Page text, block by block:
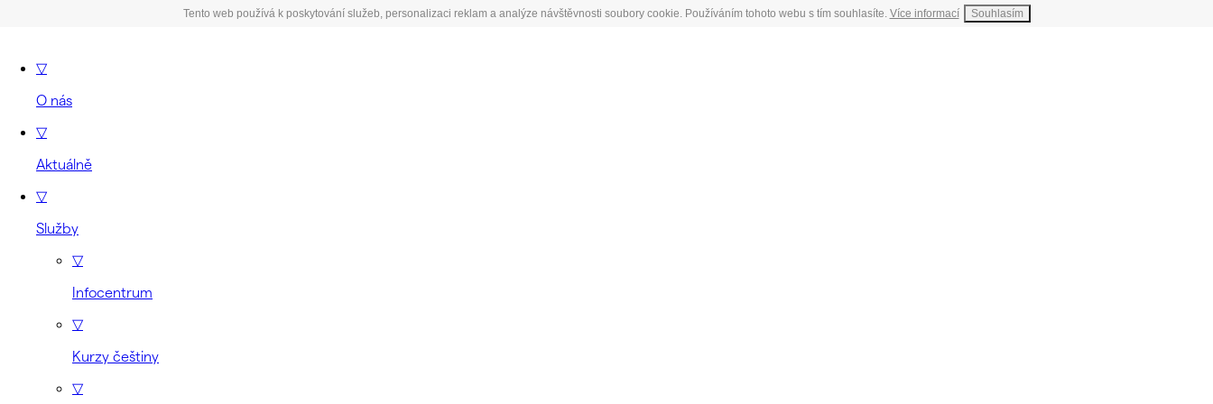
Tento web používá k poskytování služeb, personalizaci reklam a analýze návštěvnosti soubory cookie. Používáním tohoto webu s tím souhlasíte. Více informací Souhlasím
▽
O nás
▽
Aktuálně
▽
Služby
▽
Infocentrum
▽
Kurzy češtiny
▽